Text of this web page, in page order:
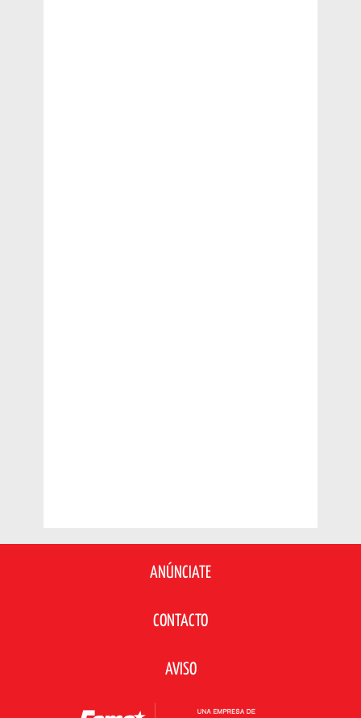
ANÚNCIATE
CONTACTO
AVISO